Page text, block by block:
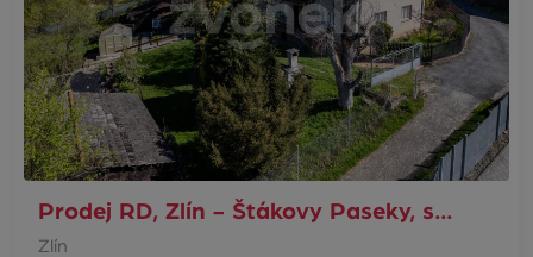
Prodej RD, Zlín - Štákovy Paseky, s…
Zlín